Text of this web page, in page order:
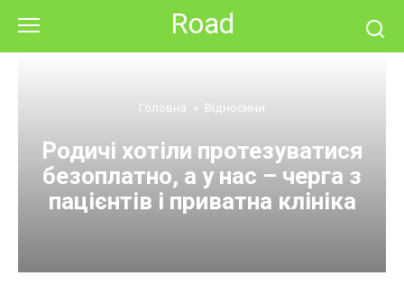
content
Road
Головна » Відносини
Родичі хотіли протезуватися
безоплатно, а у нас – черга з
пацієнтів і приватна клініка